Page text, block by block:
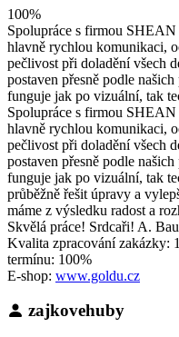
100%
Spolupráce s firmou
hlavně rychlou komunikaci,
pečlivost při doladění všech
postaven přesně podle
funguje jak po vizuální, tak
Spolupráce s firmou
hlavně rychlou komunikaci,
pečlivost při doladění všech
postaven přesně podle
funguje jak po vizuální, tak
průběžně řešit úpravy a
máme z výsledku radost a
Skvělá práce! Srdcaři! A.
Kvalita zpracování zakázky:
termínu: 100%
E-shop: www.goldu.cz
zajkovehuby